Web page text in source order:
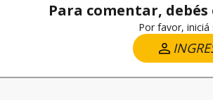
Para comentar,
Por favor, iniciá